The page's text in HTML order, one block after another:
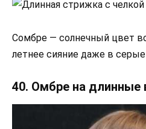
Сомбре — солнечный цвет
летнее сияние даже в
40. Омбре на длинные